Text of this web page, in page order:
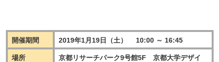
開催期間 2019年1月19日（土） 10:00 ～ 16:45
場所
京都リサーチパーク9号館5F 京都大学デザイ